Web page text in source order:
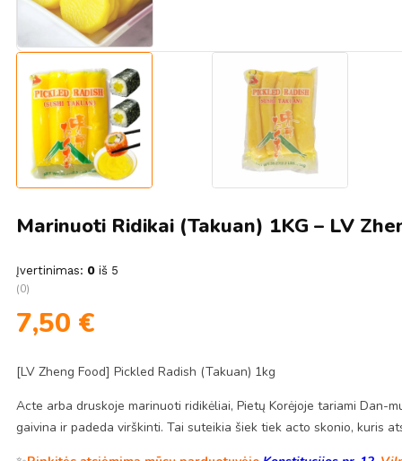
Marinuoti Ridikai (Takuan) 1KG – LV
Įvertinimas: 0 iš 5
(0)
7,50 €
[LV Zheng Food] Pickled Radish (Takuan) 1kg
Acte arba druskoje marinuoti ridikėliai, Pietų Korėjoje tariami Dan-
gaivina ir padeda virškinti. Tai suteikia šiek tiek acto skonio, kuris